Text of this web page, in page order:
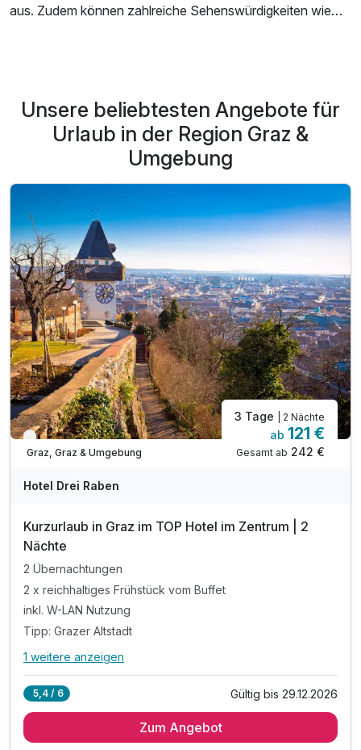
aus. Zudem können zahlreiche Sehenswürdigkeiten wie
außerdem perfekt für einen entspannten Einkaufsbummel
an. Flaniere durch die Herrengasse bis hinauf zur
Sporgasse und entdecke zahlreiche Boutiquen, Shops und
Cafés. Für Naturliebhaber hat die zweitgrößte Stadt
Österreichs ebenfalls viel zu bieten. Genieße ein paar
ruhige Stunden auf der idyllischen Burgruine Gösting,
spaziere durch die Rettenbachklamm oder lege eine Pause
im Augartenpark ein. In der näheren Umgebung von Graz
befinden sich übrigens top Ausflugsziele wie die
Bärenschützklamm, die Lurgrotte Semriach oder das
Freilichtmuseum Stübing.
Unsere beliebtesten Angebote für
Urlaub in der Region Graz &
Umgebung
Verfügbar bis Dezember
Graz, Graz & Umgebung
3 Tage | 2 Nächte
ab 121 €
Gesamt ab 242 €
Hotel Drei Raben
Kurzurlaub in Graz im TOP Hotel im Zentrum | 2
Nächte
2 Übernachtungen
2 x reichhaltiges Frühstück vom Buffet
inkl. W-LAN Nutzung
Tipp: Grazer Altstadt
Alle Inklusivleistungen
2 x reichhaltiges Frühstück vom Buffet
1 weitere anzeigen
5,4 / 6 Gültig bis 29.12.2026
Zum Angebot